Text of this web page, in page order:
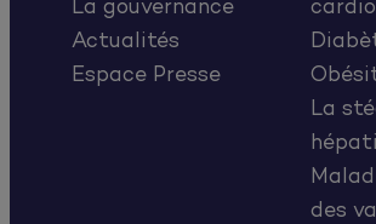
La gouvernance
Actualités
Espace Presse
La
des